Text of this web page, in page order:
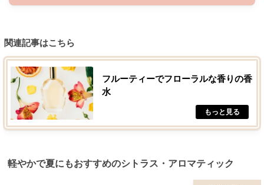
関連記事はこちら
フルーティーでフローラルな香りの香
水
軽やかで夏にもおすすめのシトラス・アロマティック